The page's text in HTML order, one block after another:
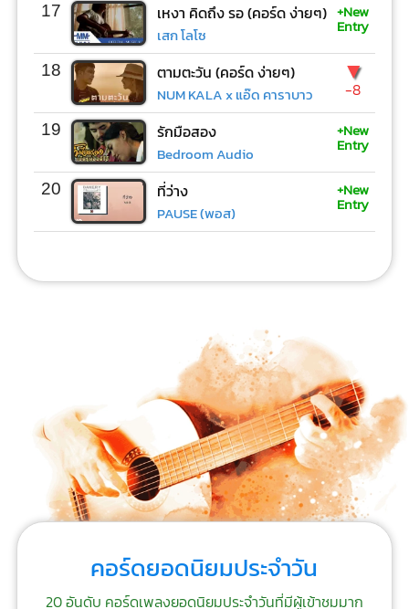
17 เหงา คิดถึง รอ (คอร์ด ง่ายๆ)
เสก โลโซ
+New
Entry
18 ตามตะวัน (คอร์ด ง่ายๆ)
NUM KALA x แอ๊ด คาราบาว
▼
-8
19 รักมือสอง
Bedroom Audio
+New
Entry
20 ที่ว่าง
PAUSE (พอส)
+New
Entry
คอร์ดยอดนิยมประจำวัน
20 อันดับ คอร์ดเพลงยอดนิยมประจำวันที่มีผู้เข้าชมมาก